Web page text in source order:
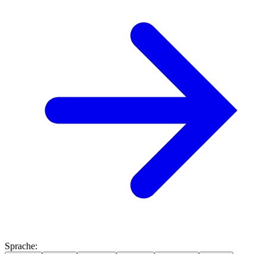
Sprache: